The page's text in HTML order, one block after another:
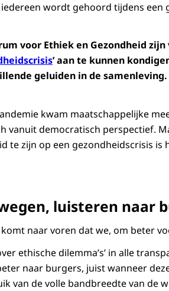
wordt gehoord tijdens een
voor Ethiek en Gezondheid
’ aan te kunnen
geluiden in de
kwam maatschappelijke
vanuit democratisch perspectief.
te zijn op een gezondheidscrisis
luisteren naar
naar voren dat we, om beter
ethische dilemma’s’ in alle
naar burgers, juist wanneer
van de volle bandbreedte van de